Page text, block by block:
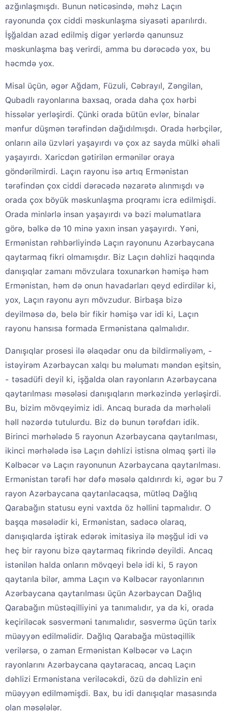
azğınlaşmışdı. Bunun nəticəsində, məhz Laçın
rayonunda çox ciddi məskunlaşma siyasəti aparılırdı.
İşğaldan azad edilmiş digər yerlərdə qanunsuz
məskunlaşma baş verirdi, amma bu dərəcədə yox, bu
həcmdə yox.
Misal üçün, əgər Ağdam, Füzuli, Cəbrayıl, Zəngilan,
Qubadlı rayonlarına baxsaq, orada daha çox hərbi
hissələr yerləşirdi. Çünki orada bütün evlər, binalar
mənfur düşmən tərəfindən dağıdılmışdı. Orada hərbçilər,
onların ailə üzvləri yaşayırdı və çox az sayda mülki əhali
yaşayırdı. Xaricdən gətirilən ermənilər oraya
göndərilmirdi. Laçın rayonu isə artıq Ermənistan
tərəfindən çox ciddi dərəcədə nəzarətə alınmışdı və
orada çox böyük məskunlaşma proqramı icra edilmişdi.
Orada minlərlə insan yaşayırdı və bəzi məlumatlara
görə, bəlkə də 10 minə yaxın insan yaşayırdı. Yəni,
Ermənistan rəhbərliyində Laçın rayonunu Azərbaycana
qaytarmaq fikri olmamışdır. Biz Laçın dəhlizi haqqında
danışıqlar zamanı mövzulara toxunarkən həmişə həm
Ermənistan, həm də onun havadarları qeyd edirdilər ki,
yox, Laçın rayonu ayrı mövzudur. Birbaşa bizə
deyilməsə də, belə bir fikir həmişə var idi ki, Laçın
rayonu hansısa formada Ermənistana qalmalıdır.
Danışıqlar prosesi ilə əlaqədar onu da bildirməliyəm, -
istəyirəm Azərbaycan xalqı bu məlumatı məndən eşitsin,
- təsadüfi deyil ki, işğalda olan rayonların Azərbaycana
qaytarılması məsələsi danışıqların mərkəzində yerləşirdi.
Bu, bizim mövqeyimiz idi. Ancaq burada da mərhələli
həll nəzərdə tutulurdu. Biz də bunun tərəfdarı idik.
Birinci mərhələdə 5 rayonun Azərbaycana qaytarılması,
ikinci mərhələdə isə Laçın dəhlizi istisna olmaq şərti ilə
Kəlbəcər və Laçın rayonunun Azərbaycana qaytarılması.
Ermənistan tərəfi hər dəfə məsələ qaldırırdı ki, əgər bu 7
rayon Azərbaycana qaytarılacaqsa, mütləq Dağlıq
Qarabağın statusu eyni vaxtda öz həllini tapmalıdır. O
başqa məsələdir ki, Ermənistan, sadəcə olaraq,
danışıqlarda iştirak edərək imitasiya ilə məşğul idi və
heç bir rayonu bizə qaytarmaq fikrində deyildi. Ancaq
istənilən halda onların mövqeyi belə idi ki, 5 rayon
qaytarıla bilər, amma Laçın və Kəlbəcər rayonlarının
Azərbaycana qaytarılması üçün Azərbaycan Dağlıq
Qarabağın müstəqilliyini ya tanımalıdır, ya da ki, orada
keçiriləcək səsverməni tanımalıdır, səsvermə üçün tarix
müəyyən edilməlidir. Dağlıq Qarabağa müstəqillik
verilərsə, o zaman Ermənistan Kəlbəcər və Laçın
rayonlarını Azərbaycana qaytaracaq, ancaq Laçın
dəhlizi Ermənistana veriləcəkdi, özü də dəhlizin eni
müəyyən edilməmişdi. Bax, bu idi danışıqlar masasında
olan məsələlər.